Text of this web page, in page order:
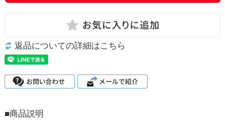
返品についての詳細はこちら
■商品説明